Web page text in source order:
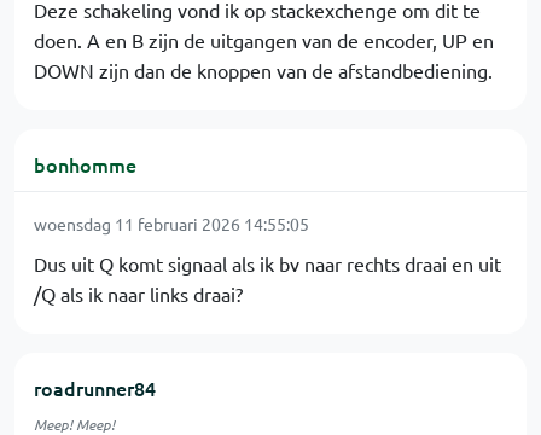
Deze schakeling vond ik op stackexchenge om dit te
doen. A en B zijn de uitgangen van de encoder, UP en
DOWN zijn dan de knoppen van de afstandbediening.
bonhomme
woensdag 11 februari 2026 14:55:05
Dus uit Q komt signaal als ik bv naar rechts draai en uit
/Q als ik naar links draai?
roadrunner84
Meep! Meep!